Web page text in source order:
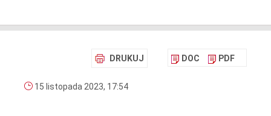
DRUKUJ DOC PDF
15 listopada 2023, 17:54